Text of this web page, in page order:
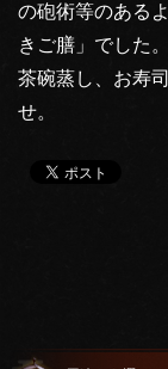
の砲術等のある
きご膳」でした
茶碗蒸し、お寿
せ。